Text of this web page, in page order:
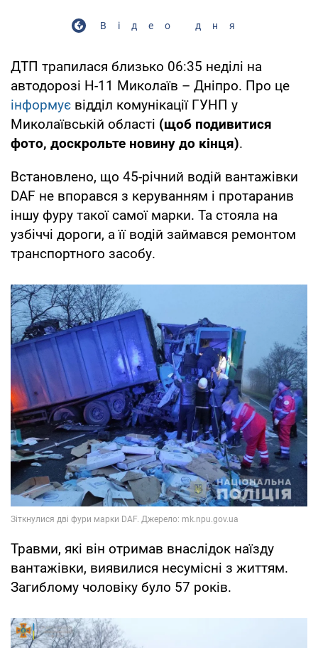
Відео дня
ДТП трапилася близько 06:35 неділі на
автодорозі Н-11 Миколаїв – Дніпро. Про це
інформує відділ комунікації ГУНП у
Миколаївській області (щоб подивитися
фото, доскрольте новину до кінця).
Встановлено, що 45-річний водій вантажівки
DAF не впорався з керуванням і протаранив
іншу фуру такої самої марки. Та стояла на
узбіччі дороги, а її водій займався ремонтом
транспортного засобу.
Травми, які він отримав внаслідок наїзду
вантажівки, виявилися несумісні з життям.
Загиблому чоловіку було 57 років.